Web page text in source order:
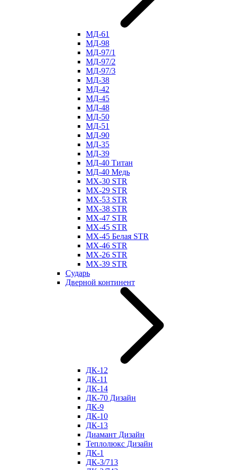
МД-61
МД-98
МД-97/1
МД-97/2
МД-97/3
МД-38
МД-42
МД-45
МД-48
МД-50
МД-51
МД-90
МД-35
МД-39
МД-40 Титан
МД-40 Медь
МХ-30 STR
МХ-29 STR
МХ-53 STR
МХ-38 STR
МХ-47 STR
МХ-45 STR
МХ-45 Белая STR
МХ-46 STR
МХ-26 STR
МХ-39 STR
Сударь
Дверной континент
ДК-12
ДК-11
ДК-14
ДК-70 Дизайн
ДК-9
ДК-10
ДК-13
Диамант Дизайн
Теплолюкс Дизайн
ДК-1
ДК-3/713